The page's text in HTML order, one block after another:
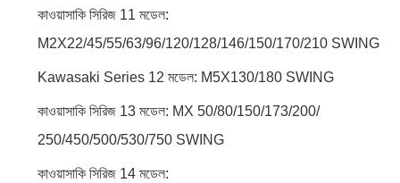
কাওয়াসাকি সিরিজ 11 মডেল:
M2X22/45/55/63/96/120/128/146/150/170/210 SWING
Kawasaki Series 12 মডেল: M5X130/180 SWING
কাওয়াসাকি সিরিজ 13 মডেল: MX 50/80/150/173/200/
250/450/500/530/750 SWING
কাওয়াসাকি সিরিজ 14 মডেল: